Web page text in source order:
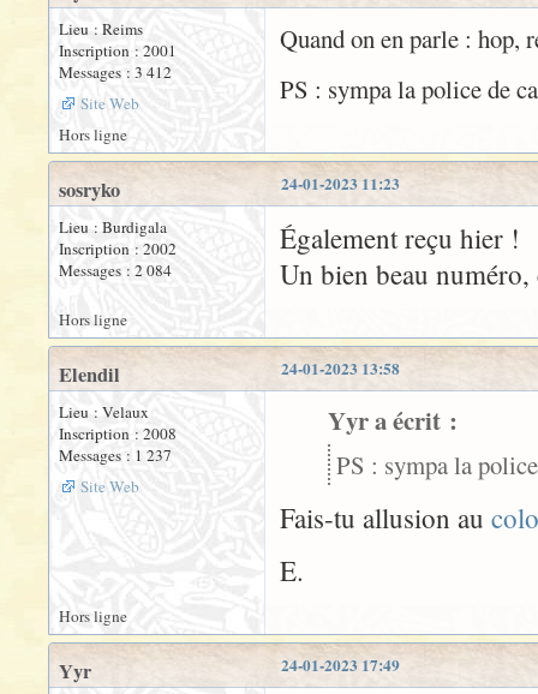
Lieu : Reims
Inscription : 2001
Messages : 3 412
Site Web
Quand on en parle : hop,
PS : sympa la police de
Hors ligne
24-01-2023 11:23
sosryko
Lieu : Burdigala
Inscription : 2002
Messages : 2 084
Également reçu hier !
Un bien beau
Hors ligne
24-01-2023 13:58
Elendil
Lieu : Velaux
Inscription : 2008
Messages : 1 237
Site Web
Yyr a écrit :
PS : sympa la
Fais-tu allusion au
E.
Hors ligne
24-01-2023 17:49
Yyr